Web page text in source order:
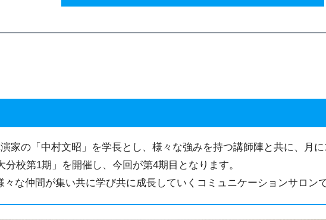
家の「中村文昭」を学長とし、様々な強みを持つ講師陣と共に、月
校第1期」を開催し、今回が第4期目となります。
な仲間が集い共に学び共に成長していくコミュニケーションサロン